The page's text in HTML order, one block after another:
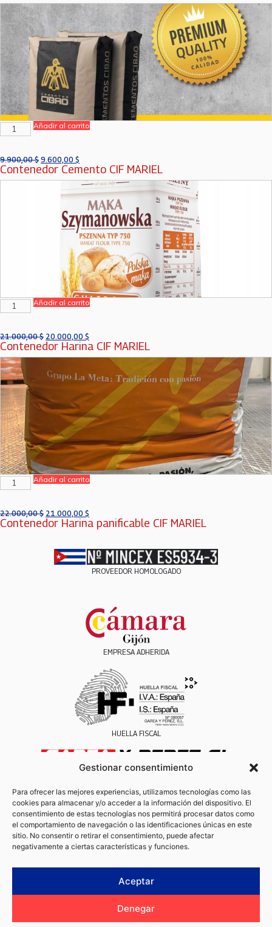
Gestionar consentimiento
Para ofrecer las mejores experiencias, utilizamos tecnologías como las
cookies para almacenar y/o acceder a la información del dispositivo. El
consentimiento de estas tecnologías nos permitirá procesar datos como
el comportamiento de navegación o las identificaciones únicas en este
sitio. No consentir o retirar el consentimiento, puede afectar
negativamente a ciertas características y funciones.
Aceptar
Denegar
Añadir al carrito
9.900,00$ 9.600,00 $
Contenedor Cemento CIF MARIEL
Añadir al carrito
21.000,00$ 20.000,00 $
Contenedor Harina CIF MARIEL
Añadir al carrito
22.000,00$ 21.000,00 $
Contenedor Harina panificable CIF MARIEL
PROVEEDOR HOMOLOGADO
EMPRESA ADHERIDA
HUELLA FISCAL
Servicios Viajes Mercado
Aviso legal
Política de privacidad
Política de cookies